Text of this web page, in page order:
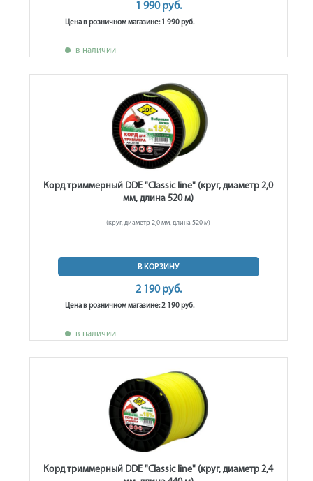
1 990 руб.
Цена в розничном магазине: 1 990 руб.
в наличии
Корд триммерный DDE "Classic line" (круг, диаметр 2,0
мм, длина 520 м)
(круг, диаметр 2,0 мм, длина 520 м)
В КОРЗИНУ
2 190 руб.
Цена в розничном магазине: 2 190 руб.
в наличии
Корд триммерный DDE "Classic line" (круг, диаметр 2,4